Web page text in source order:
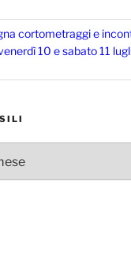
cortometraggi e
10 e sabato 11